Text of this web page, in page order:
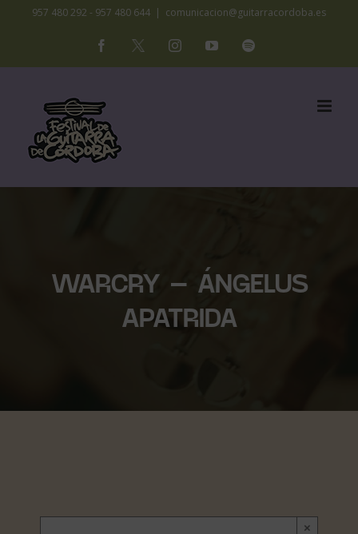
contenido
957 480 292 - 957 480 644 | comunicacion@guitarracordoba.es
Facebook
X InstagramYouTubeSpotify
WARCRY – ÁNGELUS
APATRIDA
×